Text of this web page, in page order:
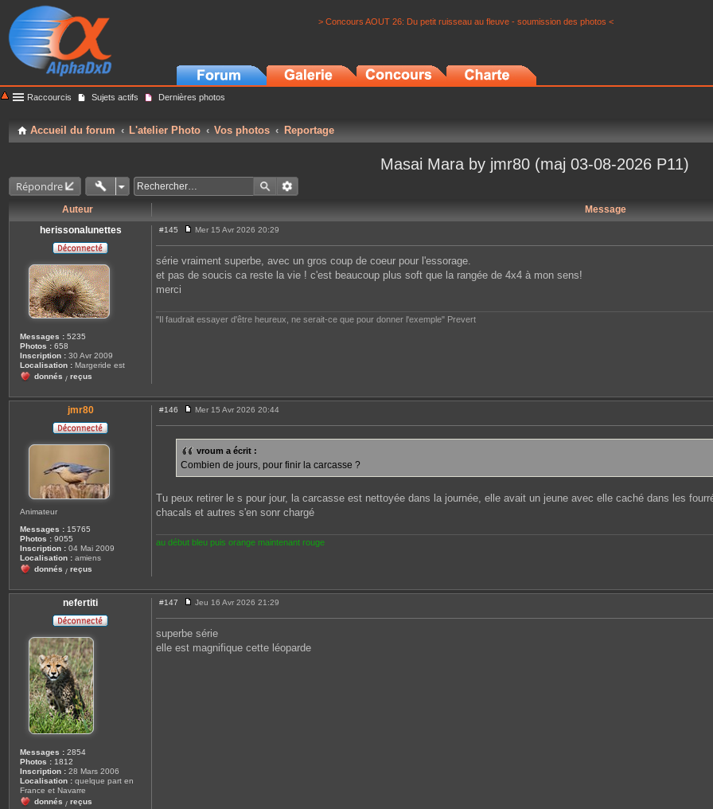
> Concours AOUT 26: Du petit ruisseau au fleuve - soumission des photos <
Raccourcis Sujets actifs Dernières photos
Accueil du forum L'atelier Photo Vos photos Reportage
Masai Mara by jmr80 (maj 03-08-2026 P11)
Répondre
Auteur
Message
herissonalunettes
Messages : 5235
Photos : 658
Inscription : 30 Avr 2009
Localisation : Margeride est
donnés / reçus
#145
e
s
a
Mer 15 Avr 2026 20:29
série vraiment superbe, avec un gros coup de coeur pour l'essorage.
et pas de soucis ca reste la vie ! c'est beaucoup plus soft que la rangée de 4x4 à mon sens!
merci
"Il faudrait essayer d'être heureux, ne serait-ce que pour donner l'exemple" Prevert
jmr80
Animateur
Messages : 15765
Photos : 9055
Inscription : 04 Mai 2009
Localisation : amiens
donnés / reçus
#146
e
g
Mer 15 Avr 2026 20:44
vroum a écrit :
Combien de jours, pour finir la carcasse ?
Tu peux retirer le s pour jour, la carcasse est nettoyée dans la journée, elle avait un jeune avec elle caché dans les
chacals et autres s'en sonr chargé
au début bleu puis orange maintenant rouge
nefertiti
Messages : 2854
Photos : 1812
Inscription : 28 Mars 2006
Localisation : quelque part en
France et Navarre
donnés / reçus
#147
e
s
a
Jeu 16 Avr 2026 21:29
superbe série
elle est magnifique cette léoparde